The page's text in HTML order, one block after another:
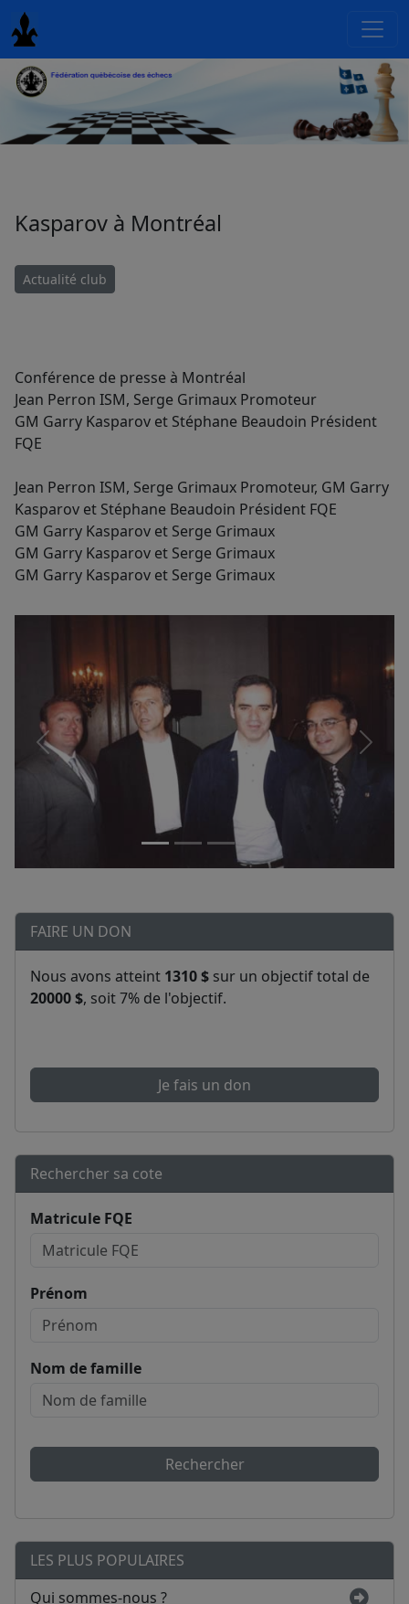
Kasparov à Montréal
Actualité club
Conférence de presse à Montréal
Jean Perron ISM, Serge Grimaux Promoteur
GM Garry Kasparov et Stéphane Beaudoin Président
FQE
Jean Perron ISM, Serge Grimaux Promoteur, GM Garry
Kasparov et Stéphane Beaudoin Président FQE
GM Garry Kasparov et Serge Grimaux
GM Garry Kasparov et Serge Grimaux
GM Garry Kasparov et Serge Grimaux
FAIRE UN DON
Nous avons atteint 1310 $ sur un objectif total de
20000 $, soit 7% de l'objectif.
Je fais un don
Rechercher sa cote
Matricule FQE
Prénom
Nom de famille
Rechercher
LES PLUS POPULAIRES
Qui sommes-nous ?